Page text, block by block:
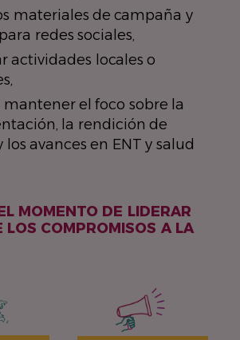
materiales de campaña y
redes sociales,
actividades locales o
el foco sobre la
la rendición de
los avances en ENT y salud
MOMENTO DE LIDERAR
LOS COMPROMISOS A LA